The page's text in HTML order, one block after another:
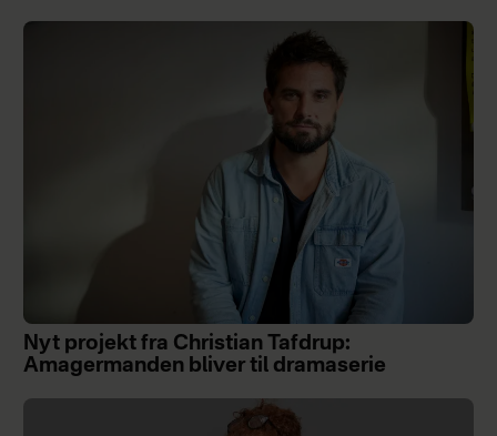
Nyt projekt fra Christian Tafdrup:
Amagermanden bliver til dramaserie